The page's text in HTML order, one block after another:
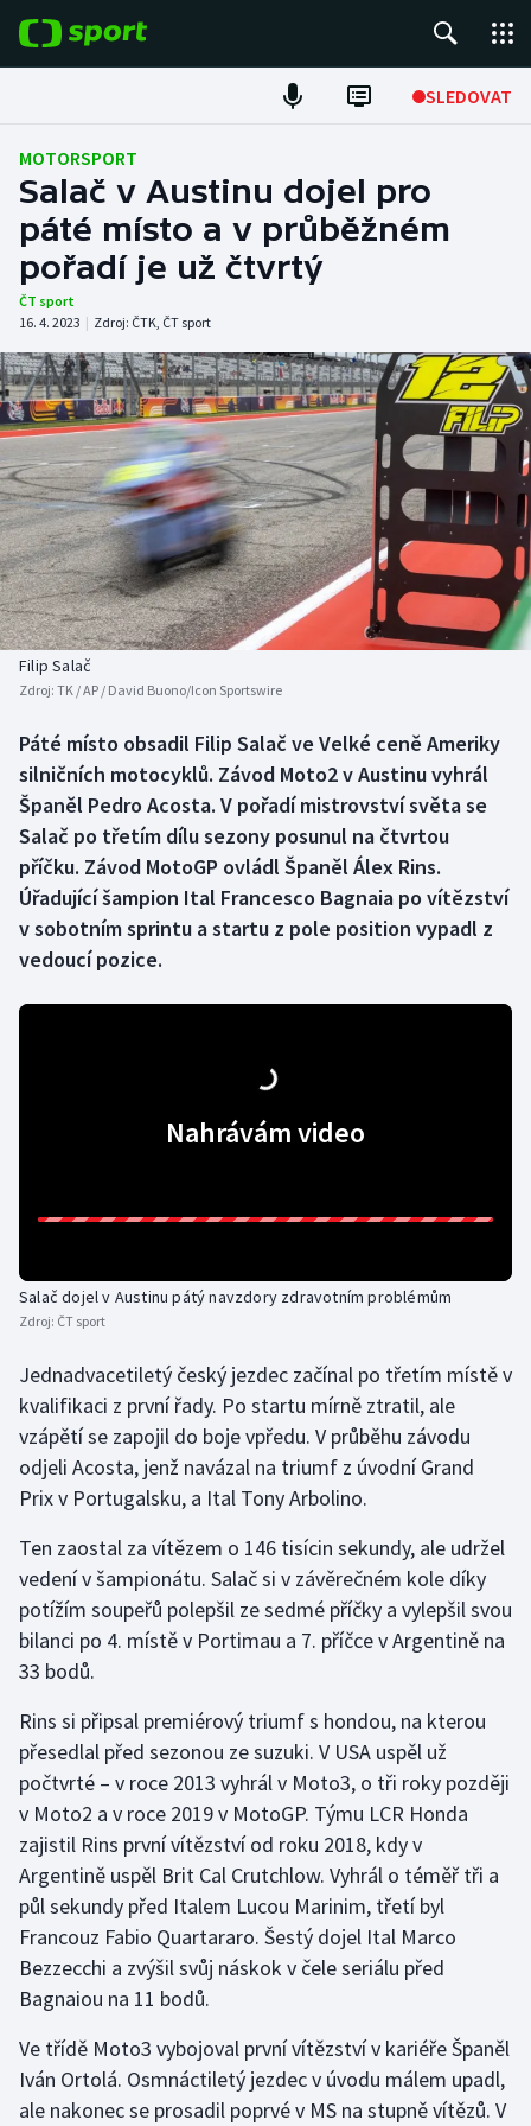
SLEDOVAT
Fotbal
Hokej
Tenis
Atletika
Cyklistika
DALŠÍ SPORTY
Americký fotbal
Baseball a softbal
Basketbal
Biatlon
Box
Curling
Dostihy
Florbal
Futsal
Judo
Lezení
Lyže a snowboard
Moderní pětiboj
Motorsport
Olympijské hry
Plavání
Plážový volejbal
Ragby
Rychlobruslení
Rychlostní kanoistika
Sportovní střelba
NEPŘEHLÉDNĚTE
Soutěže
Historické návraty
Aplikace ČT sport
MOTORSPORT
Salač v Austinu dojel pro
páté místo a v průběžném
pořadí je už čtvrtý
ČT sport
16. 4. 2023 | Zdroj: ČTK, ČT sport
Filip Salač
Zdroj: TK / AP / David Buono/Icon Sportswire
Páté místo obsadil Filip Salač ve Velké ceně Ameriky
silničních motocyklů. Závod Moto2 v Austinu vyhrál
Španěl Pedro Acosta. V pořadí mistrovství světa se
Salač po třetím dílu sezony posunul na čtvrtou
příčku. Závod MotoGP ovládl Španěl Álex Rins.
Úřadující šampion Ital Francesco Bagnaia po vítězství
v sobotním sprintu a startu z pole position vypadl z
vedoucí pozice.
Nahrávám video
Salač dojel v Austinu pátý navzdory zdravotním problémům
Zdroj: ČT sport
Jednadvacetiletý český jezdec začínal po třetím místě v
kvalifikaci z první řady. Po startu mírně ztratil, ale
vzápětí se zapojil do boje vpředu. V průběhu závodu
odjeli Acosta, jenž navázal na triumf z úvodní Grand
Prix v Portugalsku, a Ital Tony Arbolino.
Ten zaostal za vítězem o 146 tisícin sekundy, ale udržel
vedení v šampionátu. Salač si v závěrečném kole díky
potížím soupeřů polepšil ze sedmé příčky a vylepšil svou
bilanci po 4. místě v Portimau a 7. příčce v Argentině na
33 bodů.
Rins si připsal premiérový triumf s hondou, na kterou
přesedlal před sezonou ze suzuki. V USA uspěl už
počtvrté – v roce 2013 vyhrál v Moto3, o tři roky později
v Moto2 a v roce 2019 v MotoGP. Týmu LCR Honda
zajistil Rins první vítězství od roku 2018, kdy v
Argentině uspěl Brit Cal Crutchlow. Vyhrál o téměř tři a
půl sekundy před Italem Lucou Marinim, třetí byl
Francouz Fabio Quartararo. Šestý dojel Ital Marco
Bezzecchi a zvýšil svůj náskok v čele seriálu před
Bagnaiou na 11 bodů.
Ve třídě Moto3 vybojoval první vítězství v kariéře Španěl
Iván Ortolá. Osmnáctiletý jezdec v úvodu málem upadl,
ale nakonec se prosadil poprvé v MS na stupně vítězů. V